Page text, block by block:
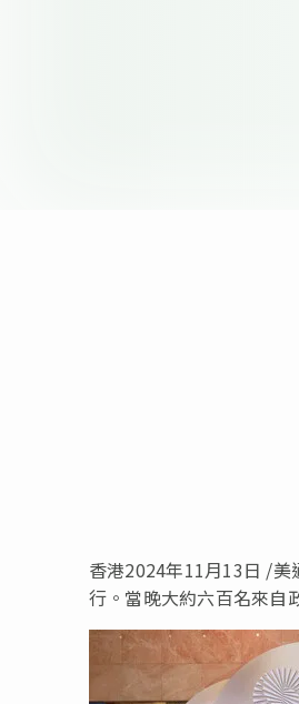
香港2024年11月13日 /美
行。當晚大約六百名來自